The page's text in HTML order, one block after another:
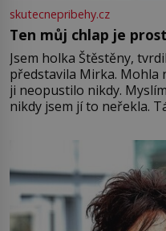
skutecnepribehy.cz
Ten můj chlap je
Jsem holka Štěstěny,
představila Mirka. Mohla
ji neopustilo nikdy.
nikdy jsem jí to neřekla.
Jsme spolu moc rádi